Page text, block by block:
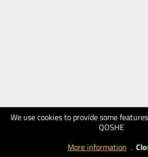
We use cookies to provide some
QOSHE
More information .